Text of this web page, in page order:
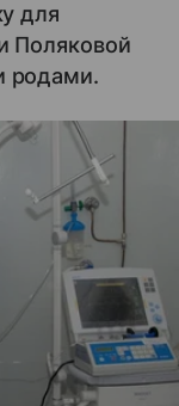
для
Поляковой
родами.